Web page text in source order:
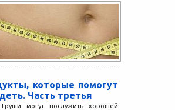
которые помогут
Часть третья
могут послужить хорошей